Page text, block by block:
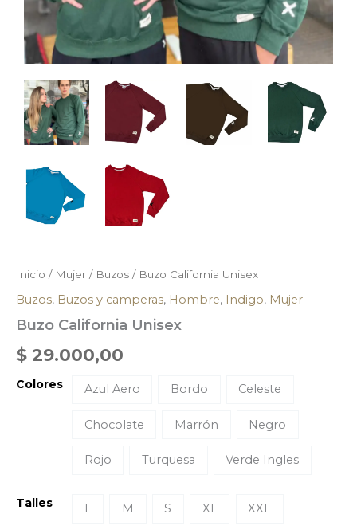
Inicio / Mujer / Buzos / Buzo California Unisex
Buzos, Buzos y camperas, Hombre, Indigo, Mujer
Buzo California Unisex
$ 29.000,00
Colores Azul Aero Bordo Celeste
Chocolate Marrón Negro
Rojo Turquesa Verde Ingles
Talles L M S XL XXL